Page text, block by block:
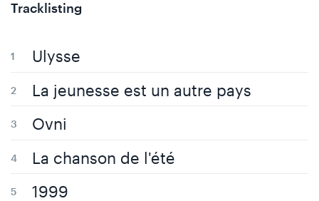
Tracklisting
Ulysse
La jeunesse est un autre pays
Ovni
La chanson de l'été
1999